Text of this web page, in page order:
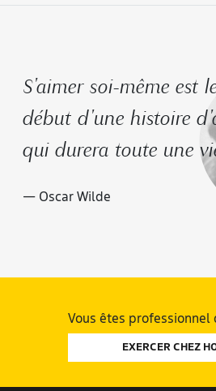
S'aimer soi-même est
début d'une histoire
qui durera toute une
— Oscar Wilde
Vous êtes professionnel
EXERCER CHEZ